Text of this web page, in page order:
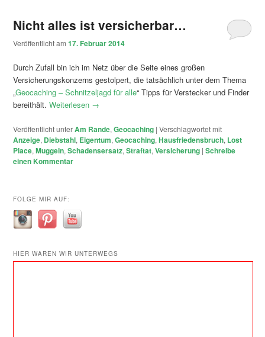
Nicht alles ist versicherbar…
Veröffentlicht am17. Februar 2014
Durch Zufall bin ich im Netz über die Seite eines großen
Versicherungskonzerns gestolpert, die tatsächlich unter dem Thema
„Geocaching – Schnitzeljagd für alle“ Tipps für Verstecker und Finder
bereithält.Weiterlesen →
Veröffentlicht unterAm Rande,Geocaching |Verschlagwortet mit
Anzeige, Diebstahl, Eigentum,Geocaching,Hausfriedensbruch, Lost
Place,Muggeln,Schadensersatz,Straftat,Versicherung |Schreibe
einen Kommentar
FOLGE MIR AUF:
HIER WAREN WIR UNTERWEGS